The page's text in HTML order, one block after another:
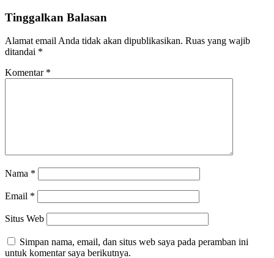
Tinggalkan Balasan
Alamat email Anda tidak akan dipublikasikan. Ruas yang wajib
ditandai *
Komentar *
Nama *
Email *
Situs Web
Simpan nama, email, dan situs web saya pada peramban ini
untuk komentar saya berikutnya.